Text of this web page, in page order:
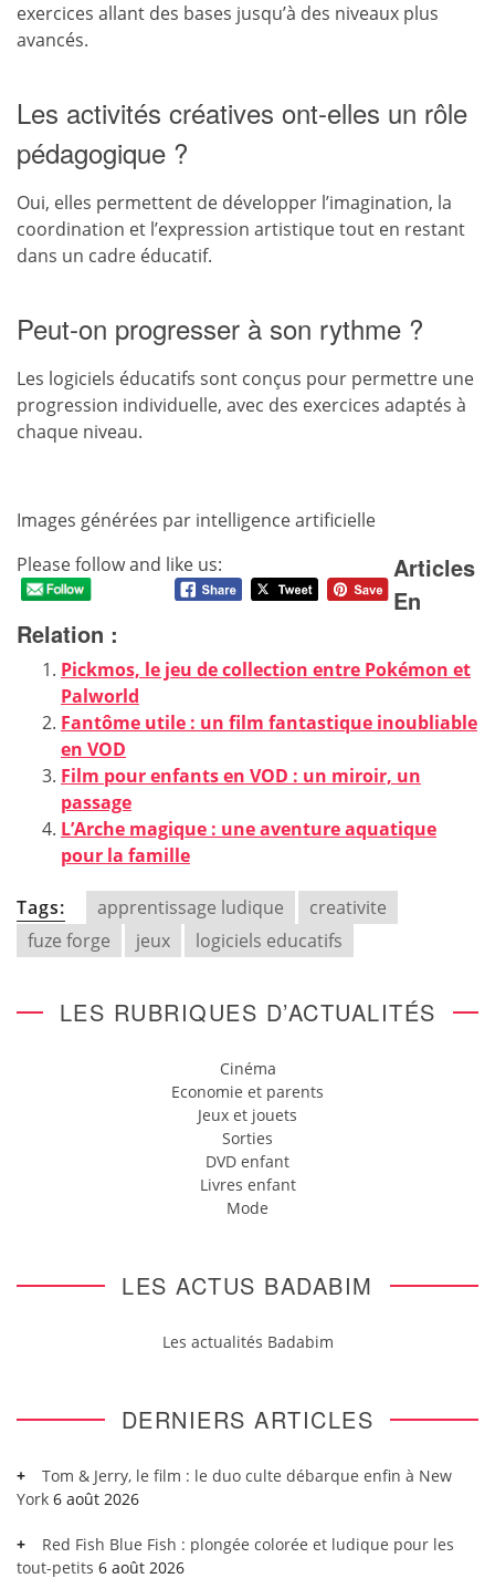
exercices allant des bases jusqu’à des niveaux plus
avancés.
Les activités créatives ont-elles un rôle
pédagogique ?
Oui, elles permettent de développer l’imagination, la
coordination et l’expression artistique tout en restant
dans un cadre éducatif.
Peut-on progresser à son rythme ?
Les logiciels éducatifs sont conçus pour permettre une
progression individuelle, avec des exercices adaptés à
chaque niveau.
Images générées par intelligence artificielle
Please follow and like us:
Articles
En
Relation :
Pickmos, le jeu de collection entre Pokémon et
Palworld
Fantôme utile : un film fantastique inoubliable
en VOD
Film pour enfants en VOD : un miroir, un
passage
L’Arche magique : une aventure aquatique
pour la famille
Tags: apprentissage ludique
creativite
fuze forge
jeux logiciels educatifs
LES RUBRIQUES D’ACTUALITÉS
Cinéma
Economie et parents
Jeux et jouets
Sorties
DVD enfant
Livres enfant
Mode
LES ACTUS BADABIM
Les actualités Badabim
DERNIERS ARTICLES
Tom & Jerry, le film : le duo culte débarque enfin à New
York 6 août 2026
Red Fish Blue Fish : plongée colorée et ludique pour les
tout-petits 6 août 2026